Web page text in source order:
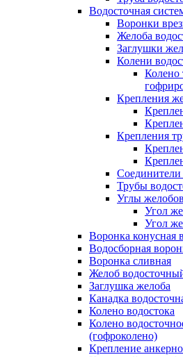
Водосточная
Воронки
Желоба
Заглушки
Колени
Колено
Крепления
Крепления
Трубы
Углы
Угол
Угол
Воронка конусная
Водосборная
Воронка сливная
Желоб
Заглушка желоба
Канадка
Колено водостока
Колено
(гофроколено)
Крепление